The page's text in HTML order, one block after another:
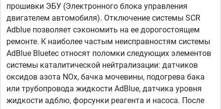
прошивки ЭБУ (Электронного блока управления
двигателем автомобиля). Отключение системы SCR
Adblue позволяет сэкономить на ее дорогостоящем
ремонте. К наиболее частым неисправностям системы
AdBlue Bluetec относят поломки следующих элементов
системы каталитической нейтрализации: датчиков
оксидов азота NOx, бачка мочевины, подогрева бака
или трубопровода жидкости AdBlue, датчика уровня
жидкости адблю, форсунки реагента и насоса. После